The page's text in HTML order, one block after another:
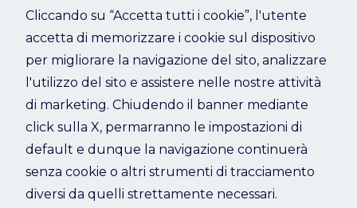
Refresh
Cliccando su “Accetta tutti i cookie”, l'utente
accetta di memorizzare i cookie sul dispositivo
per migliorare la navigazione del sito, analizzare
l'utilizzo del sito e assistere nelle nostre attività
di marketing. Chiudendo il banner mediante
click sulla X, permarranno le impostazioni di
default e dunque la navigazione continuerà
senza cookie o altri strumenti di tracciamento
diversi da quelli strettamente necessari.